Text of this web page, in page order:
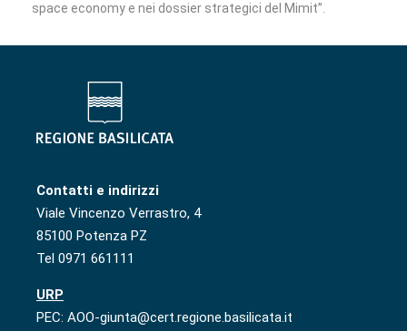
space economy e nei dossier strategici del Mimit”.
Contatti e indirizzi
Viale Vincenzo Verrastro, 4
85100 Potenza PZ
Tel 0971 661111
URP
PEC: AOO-giunta@cert.regione.basilicata.it